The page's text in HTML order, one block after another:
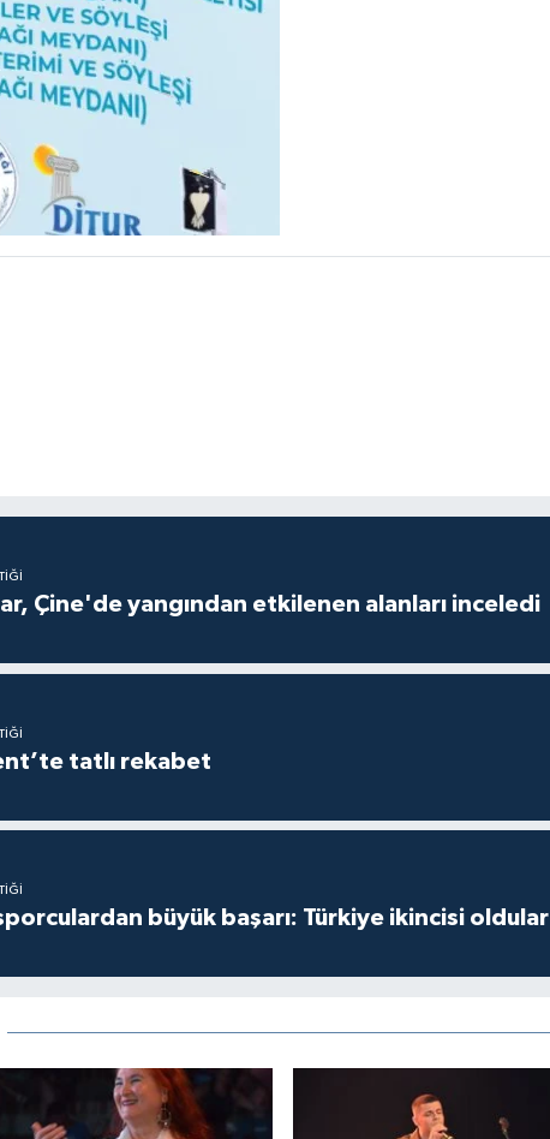
Çine'de yangından etkilenen alanları inceledi
tatlı rekabet
büyük başarı: Türkiye ikincisi oldular